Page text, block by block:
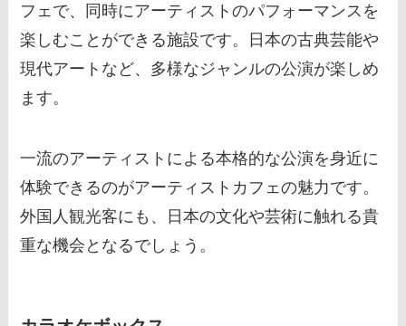
フェで、同時にアーティストのパフォーマンスを
楽しむことができる施設です。日本の古典芸能や
現代アートなど、多様なジャンルの公演が楽しめ
ます。
一流のアーティストによる本格的な公演を身近に
体験できるのがアーティストカフェの魅力です。
外国人観光客にも、日本の文化や芸術に触れる貴
重な機会となるでしょう。